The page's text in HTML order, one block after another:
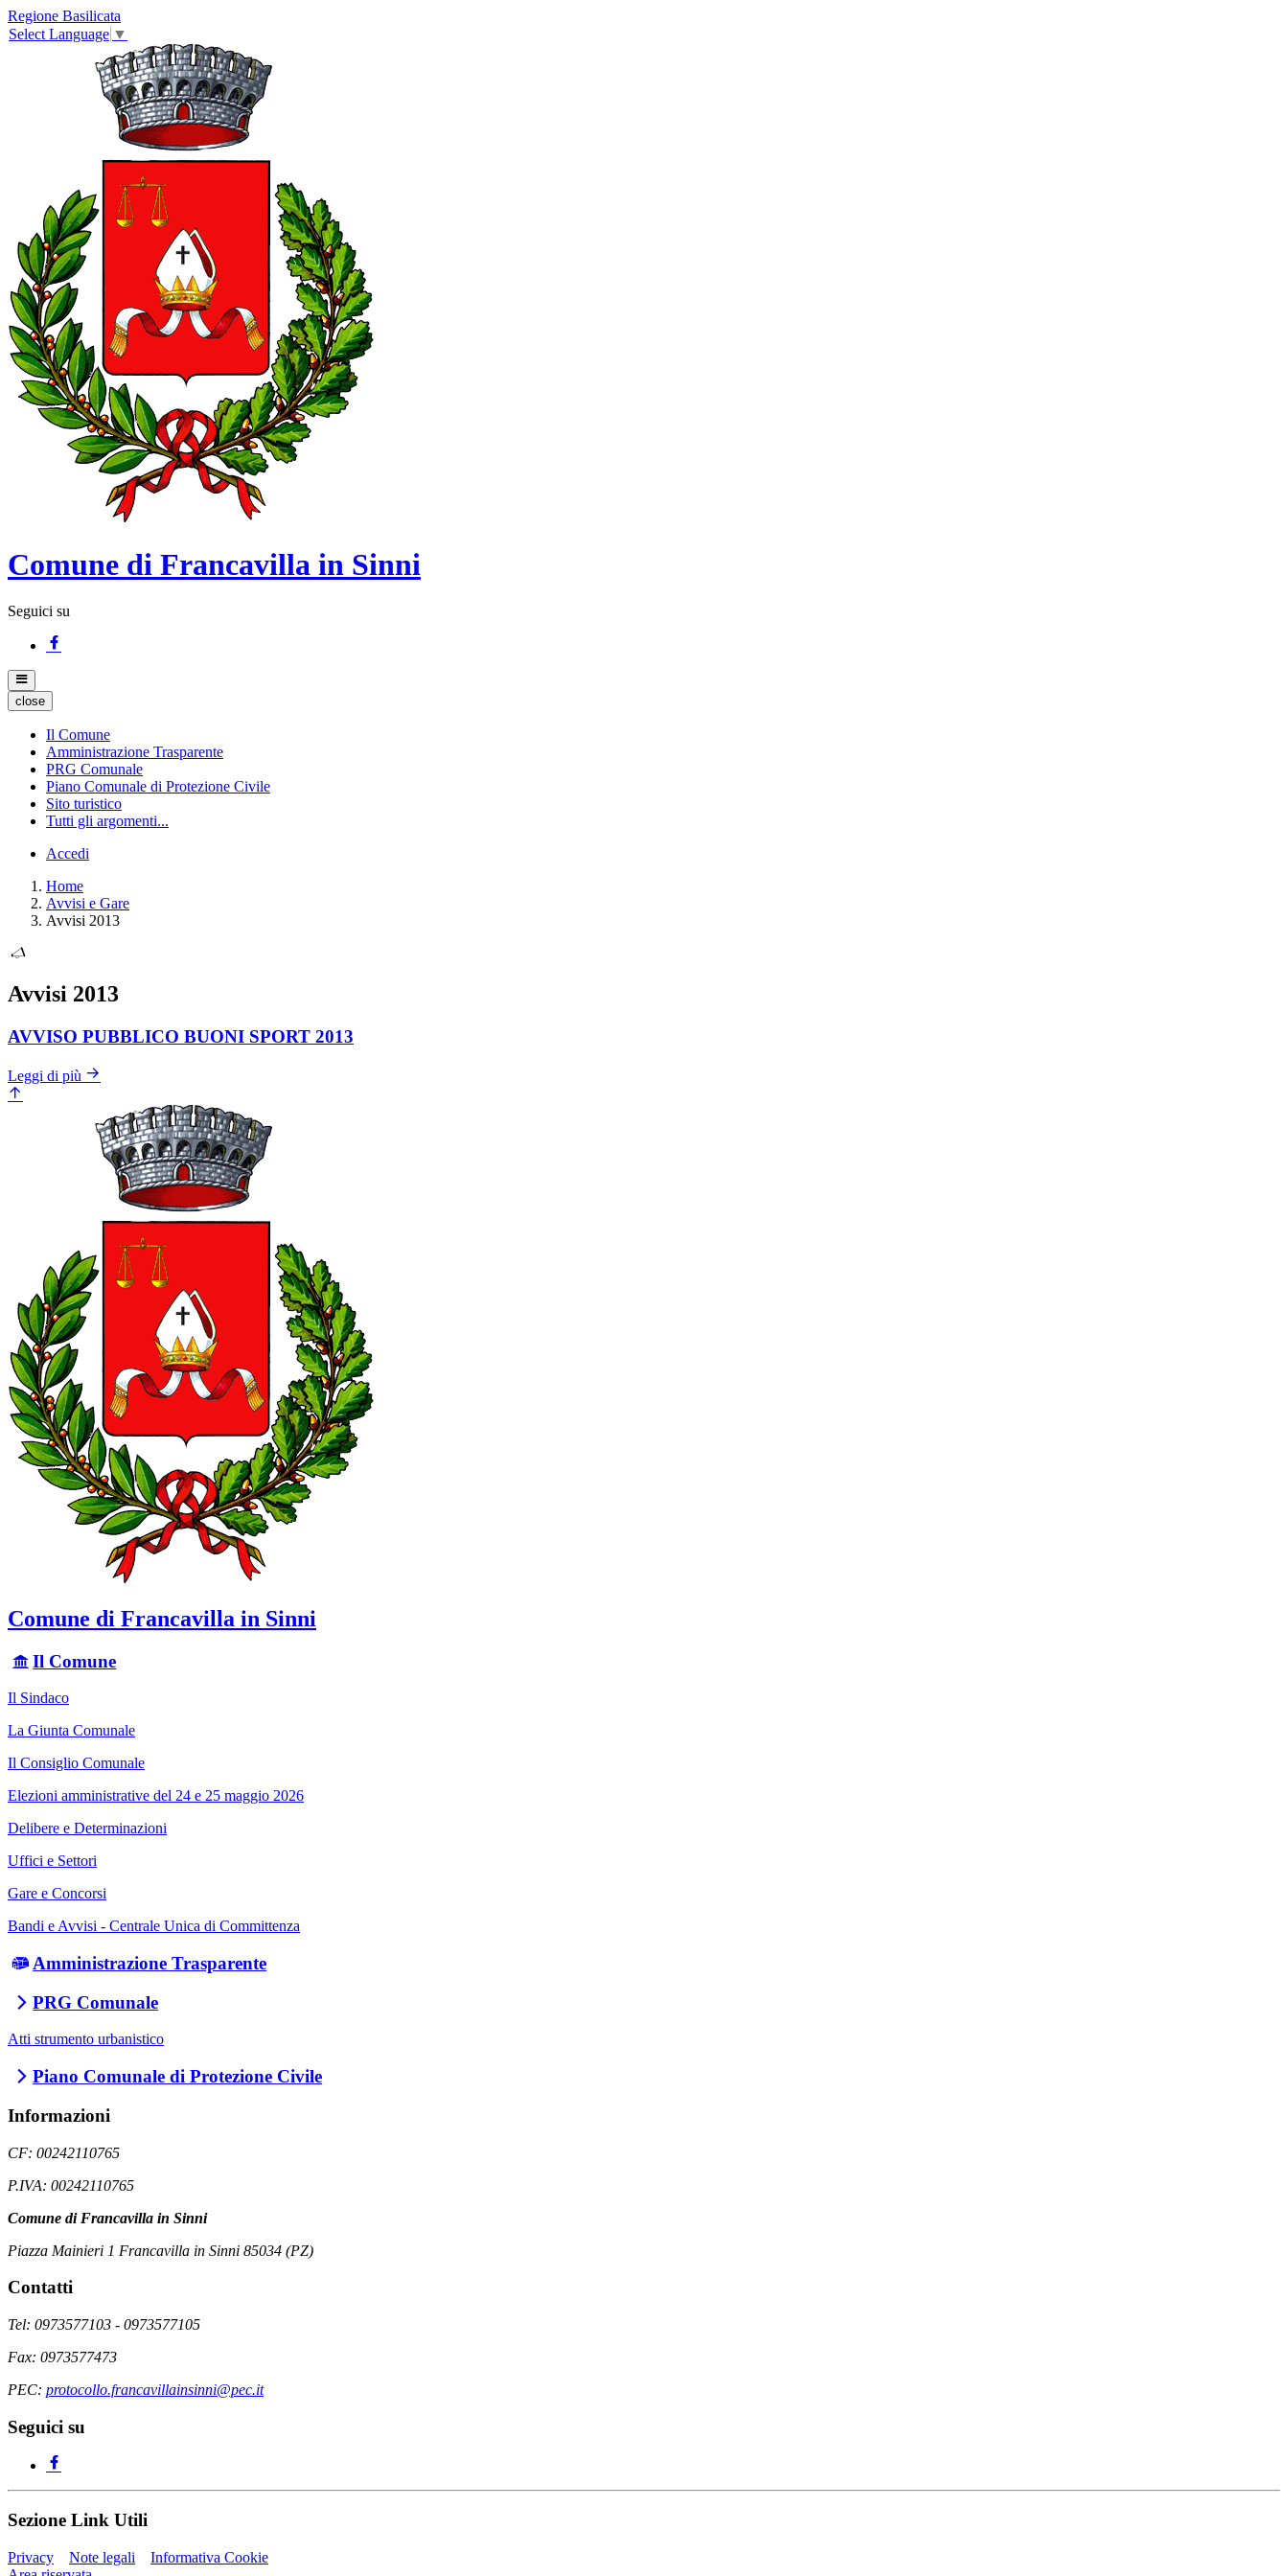
Regione Basilicata
Select Language ▼
Comune di Francavilla in Sinni
Seguici su
close
Il Comune
Amministrazione Trasparente
PRG Comunale
Piano Comunale di Protezione Civile
Sito turistico
Tutti gli argomenti...
Accedi
Home
Avvisi e Gare
Avvisi 2013
Avvisi 2013
AVVISO PUBBLICO BUONI SPORT 2013
Leggi di più
Comune di Francavilla in Sinni
Il Comune
Il Sindaco
La Giunta Comunale
Il Consiglio Comunale
Elezioni amministrative del 24 e 25 maggio 2026
Delibere e Determinazioni
Uffici e Settori
Gare e Concorsi
Bandi e Avvisi - Centrale Unica di Committenza
Amministrazione Trasparente
PRG Comunale
Atti strumento urbanistico
Piano Comunale di Protezione Civile
Informazioni
CF: 00242110765
P.IVA: 00242110765
Comune di Francavilla in Sinni
Piazza Mainieri 1 Francavilla in Sinni 85034 (PZ)
Contatti
Tel: 0973577103 - 0973577105
Fax: 0973577473
PEC: protocollo.francavillainsinni@pec.it
Seguici su
Sezione Link Utili
Privacy Note legali
Informativa Cookie